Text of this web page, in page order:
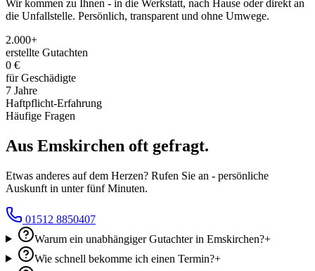
Wir kommen zu Ihnen - in die Werkstatt, nach Hause oder direkt an
die Unfallstelle. Persönlich, transparent und ohne Umwege.
2.000+
erstellte Gutachten
0 €
für Geschädigte
7 Jahre
Haftpflicht-Erfahrung
Häufige Fragen
Aus Emskirchen oft gefragt.
Etwas anderes auf dem Herzen? Rufen Sie an - persönliche
Auskunft in unter fünf Minuten.
01512 8850407
Warum ein unabhängiger Gutachter in Emskirchen?+
Wie schnell bekomme ich einen Termin?+